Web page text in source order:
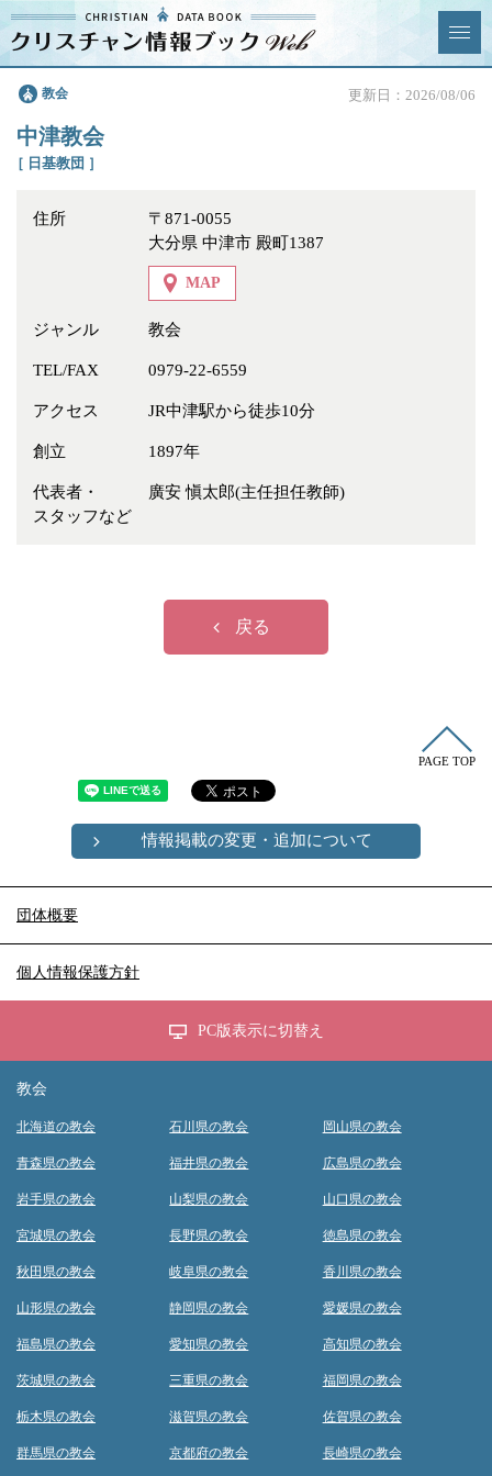
クリスチャン
情報ブックとは
News & Topics
よくあるご質問
教会 学校・幼稚園・神学校
特別集会奉仕者
冠婚葬祭 各種団体
教会 更新日：2026/08/06
中津教会
［ 日基教団 ］
住所
〒871-0055
大分県 中津市 殿町1387
MAP
ジャンル 教会
TEL/FAX 0979-22-6559
アクセス JR中津駅から徒歩10分
創立 1897年
代表者・
スタッフなど
廣安 愼太郎(主任担任教師)
戻る
PAGE TOP
情報掲載の変更・追加について
団体概要
個人情報保護方針
PC版表示に切替え
教会
北海道の教会
青森県の教会
岩手県の教会
宮城県の教会
秋田県の教会
山形県の教会
福島県の教会
茨城県の教会
栃木県の教会
群馬県の教会
石川県の教会
福井県の教会
山梨県の教会
長野県の教会
岐阜県の教会
静岡県の教会
愛知県の教会
三重県の教会
滋賀県の教会
京都府の教会
岡山県の教会
広島県の教会
山口県の教会
徳島県の教会
香川県の教会
愛媛県の教会
高知県の教会
福岡県の教会
佐賀県の教会
長崎県の教会